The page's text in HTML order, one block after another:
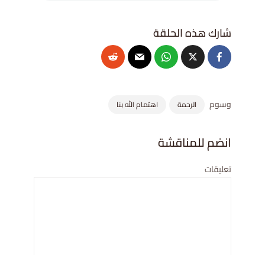
وسوم الرحمة اهتمام الله بنا
انضم للمناقشة
تعليقات